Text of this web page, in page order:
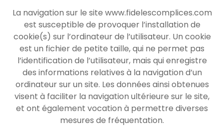
La navigation sur le site www.fidelescomplices.com
est susceptible de provoquer l’installation de
cookie(s) sur l’ordinateur de l’utilisateur. Un cookie
est un fichier de petite taille, qui ne permet pas
l’identification de l’utilisateur, mais qui enregistre
des informations relatives à la navigation d’un
ordinateur sur un site. Les données ainsi obtenues
visent à faciliter la navigation ultérieure sur le site,
et ont également vocation à permettre diverses
mesures de fréquentation.